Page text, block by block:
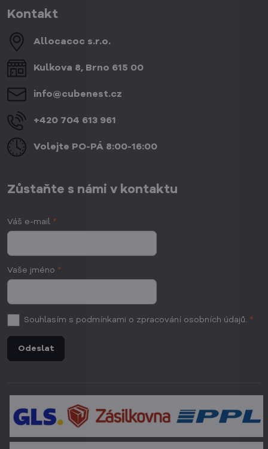
Kontakt
Allocacoc s​.r​.o​.
Kulkova 8, Brno 615 00
info​@cubenest​.cz
+420 704 613 961
Volejte PO-PÁ 8:00-16:00
Zůstaňte s námi v kontaktu
Váš e-mail *
Vaše jméno *
Souhlasím s podmínkami o zpracování osobních údajů. *
Odeslat